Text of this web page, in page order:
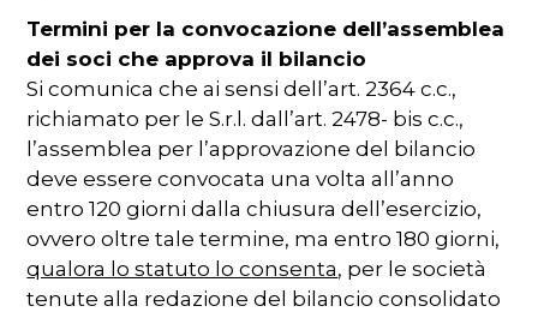
Termini per la convocazione dell’assemblea
dei soci che approva il bilancio
Si comunica che ai sensi dell’art. 2364 c.c.,
richiamato per le S.r.l. dall’art. 2478- bis c.c.,
l’assemblea per l’approvazione del bilancio
deve essere convocata una volta all’anno
entro 120 giorni dalla chiusura dell’esercizio,
ovvero oltre tale termine, ma entro 180 giorni,
qualora lo statuto lo consenta, per le società
tenute alla redazione del bilancio consolidato